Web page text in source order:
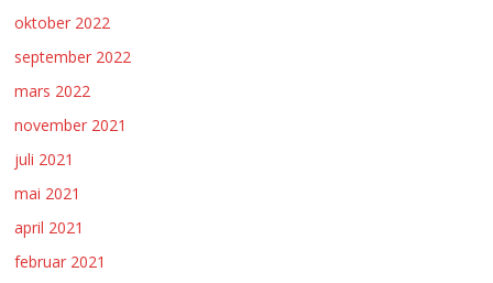
oktober 2022
september 2022
mars 2022
november 2021
juli 2021
mai 2021
april 2021
februar 2021